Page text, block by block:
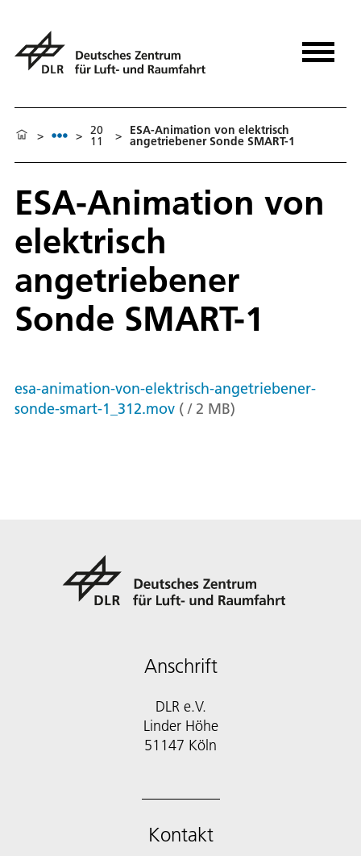
> > 20
11 > ESA-Animation von elektrisch
angetriebener Sonde SMART-1
ESA-Animation von
elektrisch
angetriebener
Sonde SMART-1
esa-animation-von-elektrisch-angetriebener-
sonde-smart-1_312.mov ( / 2 MB)
Anschrift
DLR e.V.
Linder Höhe
51147 Köln
Kontakt